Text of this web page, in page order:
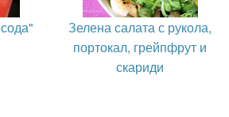
Зелена салата с рукола,
портокал, грейпфрут и
скариди